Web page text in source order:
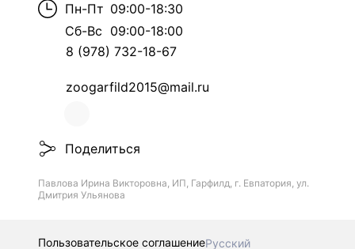
Пн-Пт 09:00-18:30
Сб-Вс 09:00-18:00
8 (978) 732-18-67
zoogarfild2015@mail.ru
Поделиться
Павлова Ирина Викторовна, ИП, Гарфилд, г. Евпатория, ул.
Дмитрия Ульянова
Пользовательское соглашениеРусский